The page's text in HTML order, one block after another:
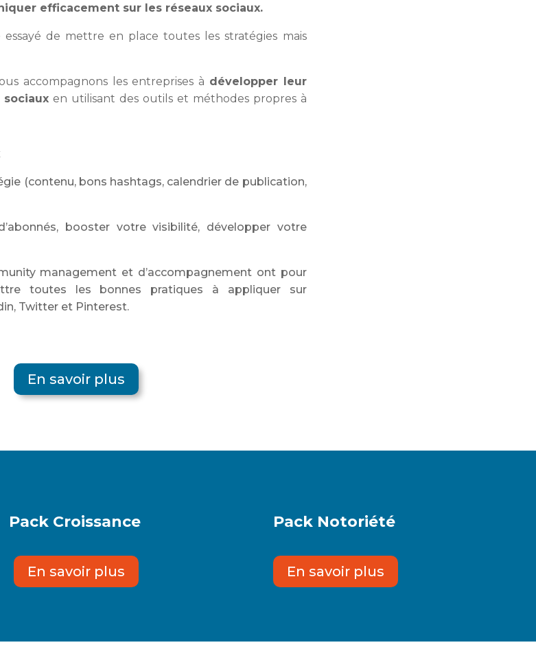
efficacement sur les réseaux sociaux.
de mettre en place toutes les stratégies mais
accompagnons les entreprises à développer leur
sociaux en utilisant des outils et méthodes propres à
(contenu, bons hashtags, calendrier de publication,
booster votre visibilité, développer votre
management et d’accompagnement ont pour
toutes les bonnes pratiques à appliquer sur
Twitter et Pinterest.
En savoir plus
Pack Croissance
En savoir plus
Pack Notoriété
En savoir plus